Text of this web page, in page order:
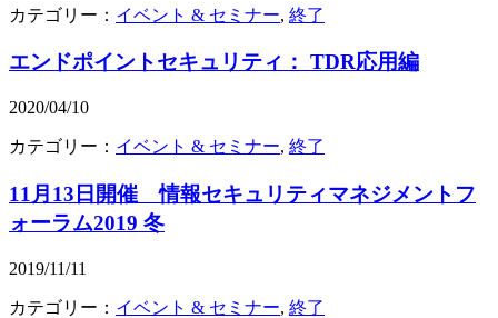
カテゴリー： イベント & セミナー, 終了
エンドポイントセキュリティ： TDR応用編
2020/04/10
カテゴリー： イベント & セミナー, 終了
11月13日開催 情報セキュリティマネジメントフ
ォーラム2019 冬
2019/11/11
カテゴリー： イベント & セミナー, 終了